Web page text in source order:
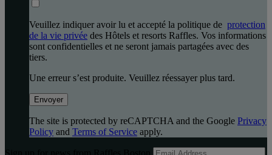
Veuillez indiquer avoir lu et accepté la politique de protection
de la vie privée des Hôtels et resorts Raffles. Vos informations
sont confidentielles et ne seront jamais partagées avec des
tiers.
Une erreur s’est produite. Veuillez réessayer plus tard.
Envoyer
The site is protected by reCAPTCHA and the Google Privacy
Policy and Terms of Service apply.